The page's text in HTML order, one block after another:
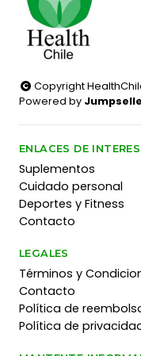
Copyright
Powered by
ENLACES DE INTERES
Suplementos
Cuidado personal
Deportes y Fitness
Contacto
LEGALES
Términos y
Contacto
Política de
Política de